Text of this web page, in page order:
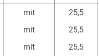
Ventil
D
mm
mit 25,5
mit 25,5
mit 25,5